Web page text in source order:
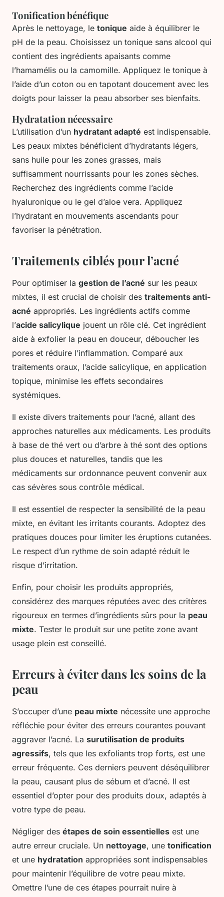
Tonification bénéfique
Après le nettoyage, le tonique aide à équilibrer le
pH de la peau. Choisissez un tonique sans alcool qui
contient des ingrédients apaisants comme
l’hamamélis ou la camomille. Appliquez le tonique à
l’aide d’un coton ou en tapotant doucement avec les
doigts pour laisser la peau absorber ses bienfaits.
Hydratation nécessaire
L’utilisation d’un hydratant adapté est indispensable.
Les peaux mixtes bénéficient d’hydratants légers,
sans huile pour les zones grasses, mais
suffisamment nourrissants pour les zones sèches.
Recherchez des ingrédients comme l’acide
hyaluronique ou le gel d’aloe vera. Appliquez
l’hydratant en mouvements ascendants pour
favoriser la pénétration.
Traitements ciblés pour l’acné
Pour optimiser la gestion de l’acné sur les peaux
mixtes, il est crucial de choisir des traitements anti-
acné appropriés. Les ingrédients actifs comme
l’acide salicylique jouent un rôle clé. Cet ingrédient
aide à exfolier la peau en douceur, déboucher les
pores et réduire l’inflammation. Comparé aux
traitements oraux, l’acide salicylique, en application
topique, minimise les effets secondaires
systémiques.
Il existe divers traitements pour l’acné, allant des
approches naturelles aux médicaments. Les produits
à base de thé vert ou d’arbre à thé sont des options
plus douces et naturelles, tandis que les
médicaments sur ordonnance peuvent convenir aux
cas sévères sous contrôle médical.
Il est essentiel de respecter la sensibilité de la peau
mixte, en évitant les irritants courants. Adoptez des
pratiques douces pour limiter les éruptions cutanées.
Le respect d’un rythme de soin adapté réduit le
risque d’irritation.
Enfin, pour choisir les produits appropriés,
considérez des marques réputées avec des critères
rigoureux en termes d’ingrédients sûrs pour la peau
mixte. Tester le produit sur une petite zone avant
usage plein est conseillé.
Erreurs à éviter dans les soins de la
peau
S’occuper d’une peau mixte nécessite une approche
réfléchie pour éviter des erreurs courantes pouvant
aggraver l’acné. La surutilisation de produits
agressifs, tels que les exfoliants trop forts, est une
erreur fréquente. Ces derniers peuvent déséquilibrer
la peau, causant plus de sébum et d’acné. Il est
essentiel d’opter pour des produits doux, adaptés à
votre type de peau.
Négliger des étapes de soin essentielles est une
autre erreur cruciale. Un nettoyage, une tonification
et une hydratation appropriées sont indispensables
pour maintenir l’équilibre de votre peau mixte.
Omettre l’une de ces étapes pourrait nuire à